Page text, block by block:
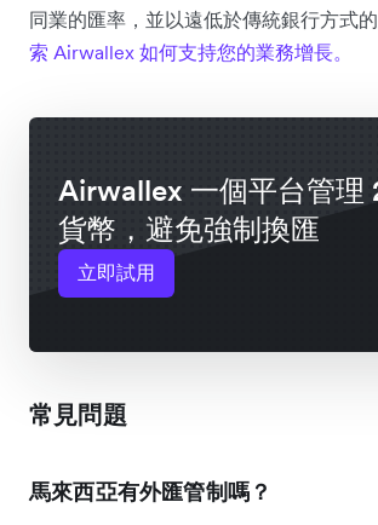
同業的匯率，並以遠低於傳統銀行方式的
索 Airwallex 如何支持您的業務增長。
Airwallex 一個平台管理
貨幣，避免強制換匯
立即試用
常見問題
馬來西亞有外匯管制嗎？